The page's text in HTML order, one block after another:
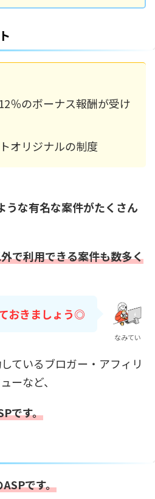
％のボーナス報酬が受け
オリジナルの制度
うな有名な案件がたくさん
で利用できる案件も数多く
おきましょう◎
なみてい
ているブロガー・アフィリ
ーなど、
です。
です。